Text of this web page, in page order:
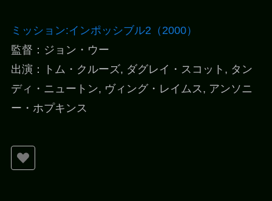
ミッション:インポッシブル2（2000）
監督：ジョン・ウー
出演：トム・クルーズ, ダグレイ・スコット, タン
ディ・ニュートン, ヴィング・レイムス, アンソニ
ー・ホプキンス